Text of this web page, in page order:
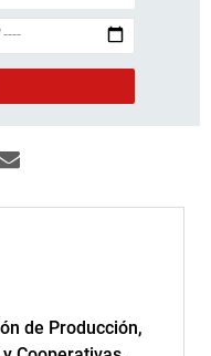
de Producción,